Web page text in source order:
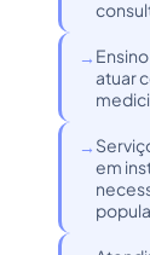
atuar
em